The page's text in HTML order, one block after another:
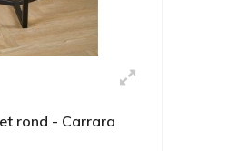
rond - Carrara